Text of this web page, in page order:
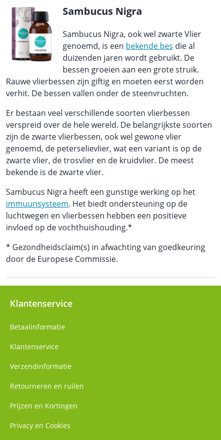
Sambucus Nigra
Sambucus Nigra, ook wel zwarte Vlier
genoemd, is een bekende bes die al
duizenden jaren wordt gebruikt. De
bessen groeien aan een grote struik.
Rauwe vlierbessen zijn giftig en moeten eerst worden
verhit. De bessen vallen onder de steenvruchten.
Er bestaan veel verschillende soorten vlierbessen
verspreid over de hele wereld. De belangrijkste soorten
zijn de zwarte vlierbessen, ook wel gewone vlier
genoemd, de peterselievlier, wat een variant is op de
zwarte vlier, de trosvlier en de kruidvlier. De meest
bekende is de zwarte vlier.
Sambucus Nigra heeft een gunstige werking op het
immuunsysteem. Het biedt ondersteuning op de
luchtwegen en vlierbessen hebben een positieve
invloed op de vochthuishouding.*
* Gezondheidsclaim(s) in afwachting van goedkeuring
door de Europese Commissie.
Klantenservice
Betaalinformatie
Klantenservice
Verzendinformatie
Retourneren en ruilen
Prijzen en Kortingen
Privacy en Cookies